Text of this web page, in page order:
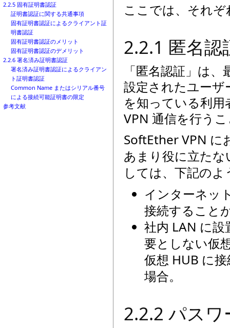
2.2.5 固有証明書認証
証明書認証に関する共通事項
固有証明書認証によるクライアント証
明書認証
固有証明書認証のメリット
固有証明書認証のデメリット
2.2.6 署名済み証明書認証
署名済み証明書認証によるクライアン
ト証明書認証
Common Name またはシリアル番号
による接続可能証明書の限定
参考文献
ここでは、それ
2.2.1 匿名認
「匿名認証」は
設定されたユーザ
を知っている利
VPN 通信を行う
SoftEther VPN に
あまり役に立た
しては、下記の
インターネッ
接続すること
社内 LAN に
要としない仮
仮想 HUB に
場合。
2.2.2 パスワ